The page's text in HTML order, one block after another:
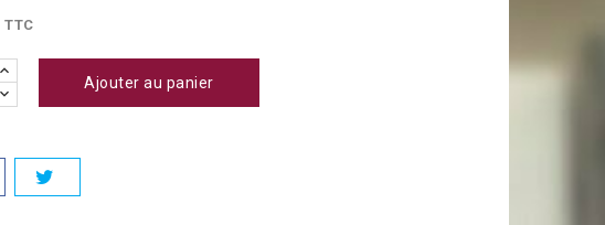
TTC
Ajouter au panier